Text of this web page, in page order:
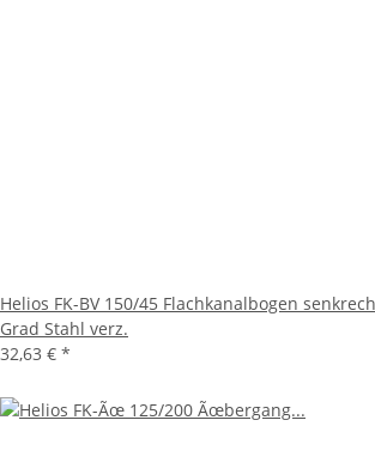
Helios FK-BV 150/45 Flachkanalbogen
Grad Stahl verz.
32,63 € *